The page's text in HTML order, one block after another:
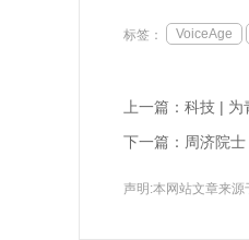
标签： VoiceAge
上一篇： 科技 | 为
下一篇： 周济院
声明:本网站文章来